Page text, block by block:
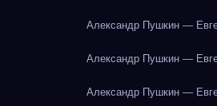
Александр Пушкин —
Александр Пушкин —
Александр Пушкин —